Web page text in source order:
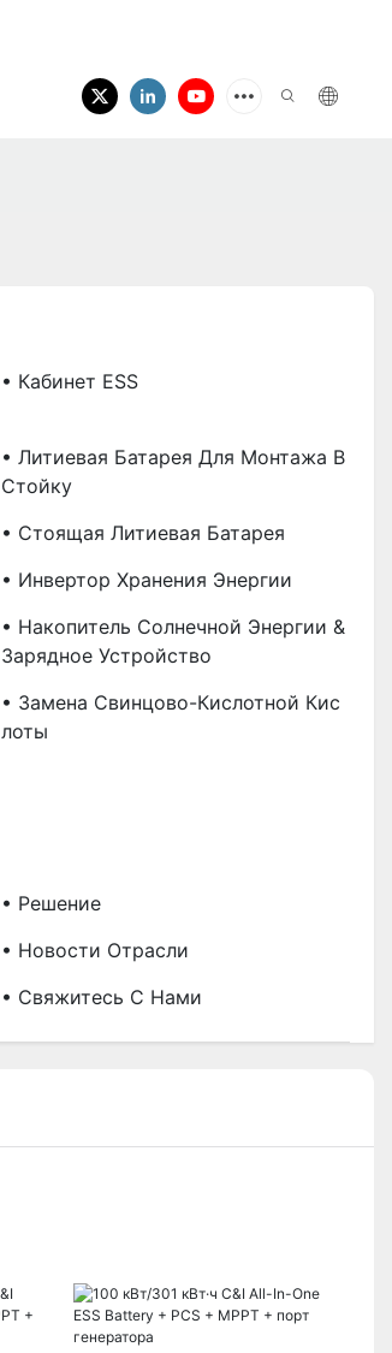
• Кабинет ESS
• Литиевая Батарея Для Монтажа В
Стойку
• Стоящая Литиевая Батарея
• Инвертор Хранения Энергии
• Накопитель Солнечной Энергии &
Зарядное Устройство
• Замена Свинцово-Кислотной Кис
Лоты
• Решение
• Новости Отрасли
• Свяжитесь С Нами